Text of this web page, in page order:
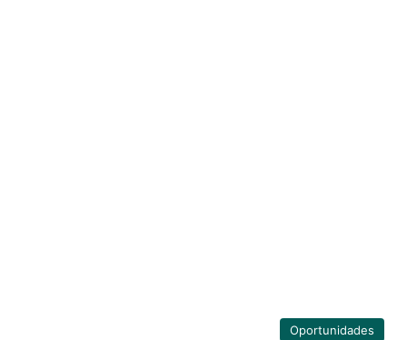
Oportunidades